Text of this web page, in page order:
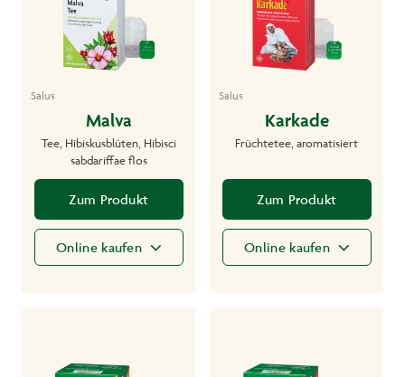
Salus
Malva
Tee, Hibiskusblüten, Hibisci
sabdariffae flos
Zum Produkt
Online kaufen
Salus
Karkade
Früchtetee, aromatisiert
Zum Produkt
Online kaufen